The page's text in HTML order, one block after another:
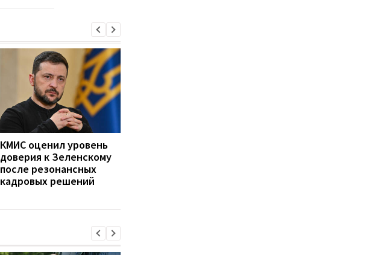
КМИС оценил уровень
доверия к Зеленскому
после резонансных
кадровых решений